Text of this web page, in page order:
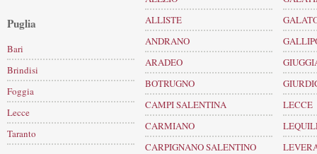
Puglia
Bari
Brindisi
Foggia
Lecce
Taranto
ALLISTE
ANDRANO
ARADEO
BOTRUGNO
CAMPI SALENTINA
CARMIANO
CARPIGNANO SALENTINO
LECCE